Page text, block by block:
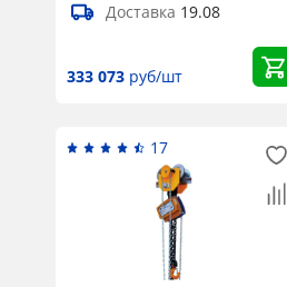
Доставка 19.08
333 073 руб/шт
17